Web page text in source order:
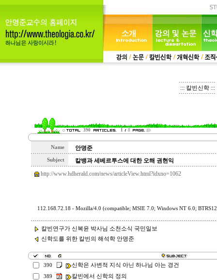
::: 칼빈신학 :::
390 1 8
Name 안명준
Subject
칼뱅과 세베르투스에 대한 오해 권현익
http://www.hdherald.com/news/articleView.html?idxno=1062
112.168.72.18 - Mozilla/4.0 (compatible; MSIE 7.0; Windows NT 6.0;
칼빈연구가 신복윤 박사님 소천소식 국민일보
신학도를 위한 칼빈의 해석학 안명준
390 신학은 사변적 지식 아닌 하나님 아는 경건
389 칼빈에서 신학의 정의